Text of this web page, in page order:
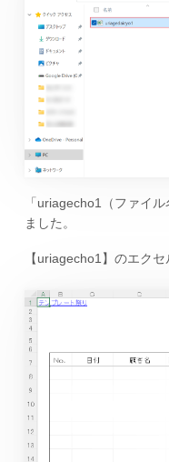
「uriagecho1（ファイ
ました。
【uriagecho1】のエク